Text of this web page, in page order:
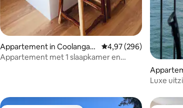
Appartement in Coolangatt
a
Gemiddelde
4,97 (296)
Appartement met 1 slaapkamer en
Luxe